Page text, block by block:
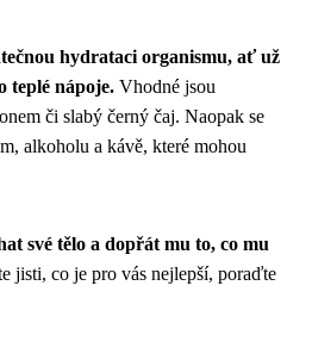
hydrataci organismu, ať už
teplé nápoje. Vhodné jsou
či slabý černý čaj. Naopak se
alkoholu a kávě, které mohou
své tělo a dopřát mu to, co mu
jisti, co je pro vás nejlepší, poraďte